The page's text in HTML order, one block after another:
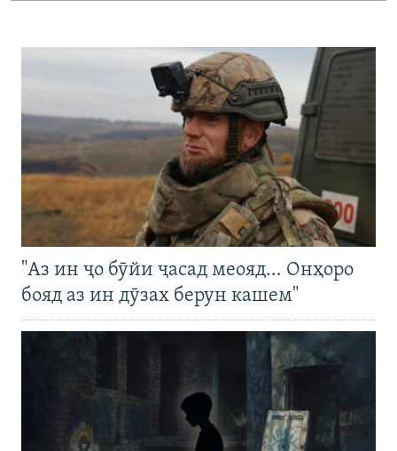
"Аз ин ҷо бӯйи ҷасад меояд… Онҳоро
бояд аз ин дӯзах берун кашем"